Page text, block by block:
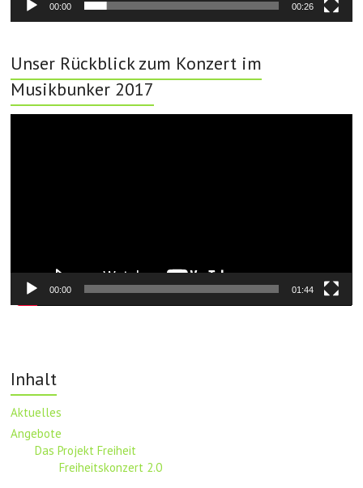
00:00 00:26
Unser Rückblick zum Konzert im
Musikbunker 2017
00:00 01:44
Inhalt
Aktuelles
Angebote
Das Projekt Freiheit
Freiheitskonzert 2.0